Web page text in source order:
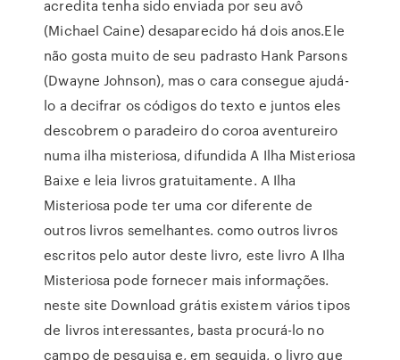
acredita tenha sido enviada por seu avô
(Michael Caine) desaparecido há dois anos.Ele
não gosta muito de seu padrasto Hank Parsons
(Dwayne Johnson), mas o cara consegue ajudá-
lo a decifrar os códigos do texto e juntos eles
descobrem o paradeiro do coroa aventureiro
numa ilha misteriosa, difundida A Ilha Misteriosa
Baixe e leia livros gratuitamente. A Ilha
Misteriosa pode ter uma cor diferente de
outros livros semelhantes. como outros livros
escritos pelo autor deste livro, este livro A Ilha
Misteriosa pode fornecer mais informações.
neste site Download grátis existem vários tipos
de livros interessantes, basta procurá-lo no
campo de pesquisa e, em seguida, o livro que